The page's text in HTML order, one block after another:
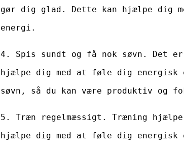
gør dig glad. Dette kan hjælpe dig
energi.
4. Spis sundt og få nok søvn. Det
hjælpe dig med at føle dig
søvn, så du kan være produktiv og
5. Træn regelmæssigt. Træning
hjælpe dig med at føle dig